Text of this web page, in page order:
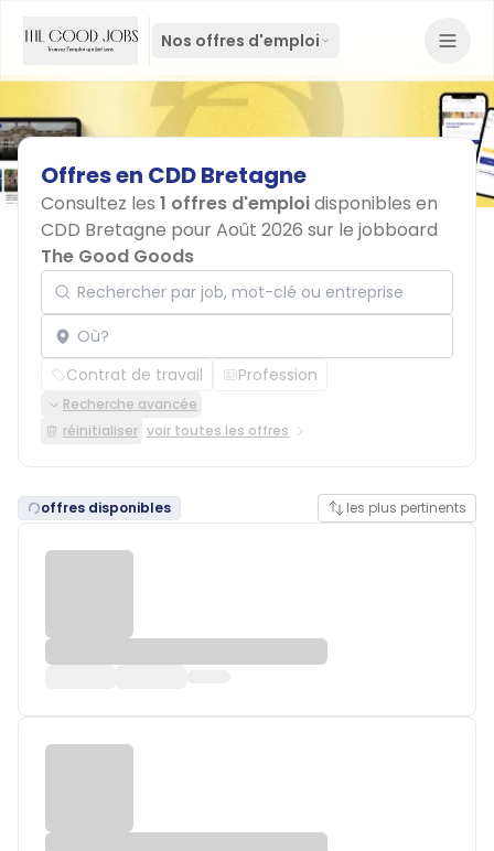
Nos offres d'emploi
Offresen CDDBretagne
Consultez les 1 offres d'emploidisponibles en
CDD Bretagne pour Août 2026 sur le jobboard
The Good Goods
Rechercher par job, mot-clé ou entreprise
Localisation
Contrat de travail Profession
Recherche avancée
réinitialiser voir toutes les offres
offres disponibles les plus pertinents